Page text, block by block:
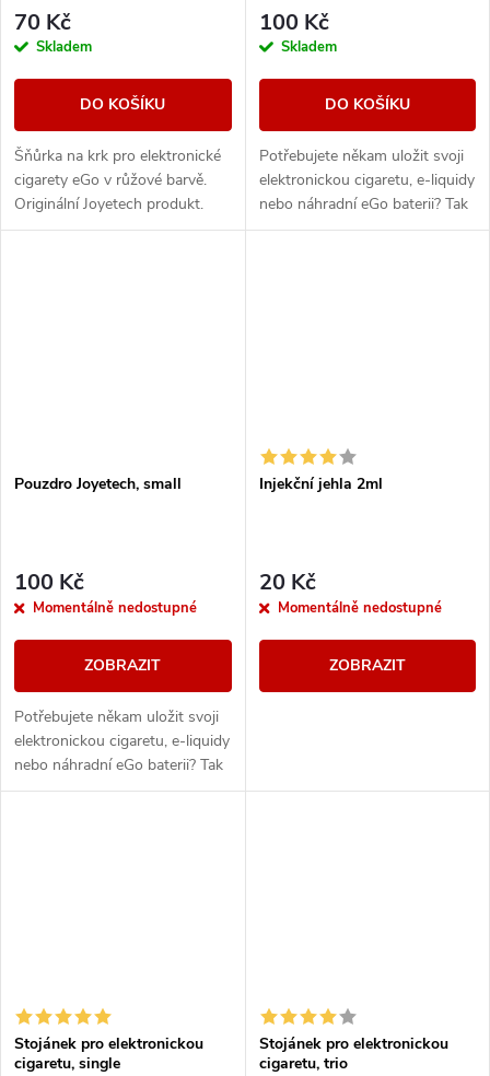
70 Kč
Skladem
DO KOŠÍKU
Šňůrka na krk pro elektronické
cigarety eGo v růžové barvě.
Originální Joyetech produkt.
100 Kč
Skladem
DO KOŠÍKU
Potřebujete někam uložit svoji
elektronickou cigaretu, e-liquidy
nebo náhradní eGo baterii? Tak
právě pro Vás máme eGo
Pouzdro Joyetech, small
100 Kč
Momentálně nedostupné
ZOBRAZIT
Potřebujete někam uložit svoji
elektronickou cigaretu, e-liquidy
nebo náhradní eGo baterii? Tak
právě pro Vás máme pouzdro
Injekční jehla 2ml
20 Kč
Momentálně nedostupné
ZOBRAZIT
Stojánek pro elektronickou
cigaretu, single
Stojánek pro elektronickou
cigaretu, trio